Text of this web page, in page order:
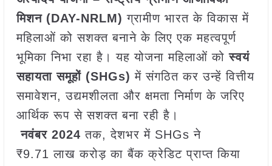
मिशन (DAY-NRLM) ग्रामीण भारत के विकास में
महिलाओं को सशक्त बनाने के लिए एक महत्वपूर्ण
भूमिका निभा रहा है। यह योजना महिलाओं कोस्वयं
सहायता समूहों (SHGs) में संगठित कर उन्हें वित्तीय
समावेशन, उद्यमशीलता और क्षमता निर्माण के जरिए
आर्थिक रूप से सशक्त बना रही है।
नवंबर 2024 तक, देशभर में SHGs ने
₹9.71 लाख करोड़ का बैंक क्रेडिट प्राप्त किया